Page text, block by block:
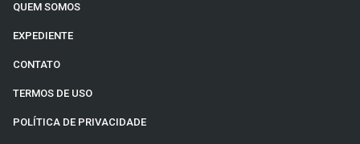
QUEM SOMOS
EXPEDIENTE
CONTATO
TERMOS DE USO
POLÍTICA DE PRIVACIDADE